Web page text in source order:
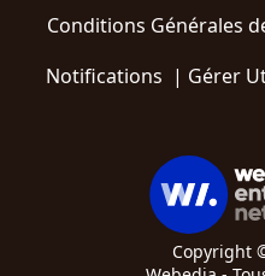
Conditions Générales
Notifications | Gérer
Copyright